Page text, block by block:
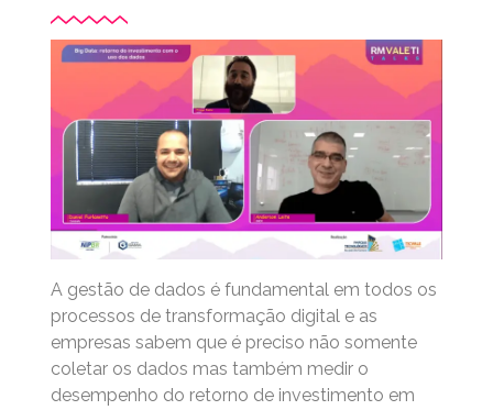
A gestão de dados é fundamental em todos os
processos de transformação digital e as
empresas sabem que é preciso não somente
coletar os dados mas também medir o
desempenho do retorno de investimento em